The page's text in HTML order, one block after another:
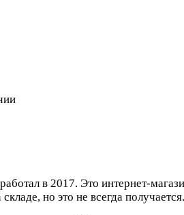
в 2017. Это интернет-
но это не всегда